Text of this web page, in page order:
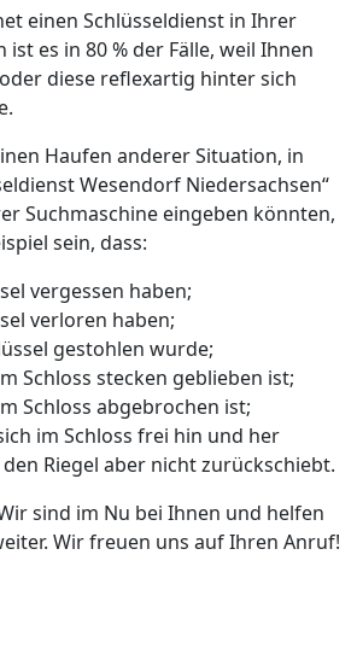
einen Schlüsseldienst in Ihrer
ist es in 80 % der Fälle, weil Ihnen
diese reflexartig hinter sich
Haufen anderer Situation, in
Wesendorf Niedersachsen“
Suchmaschine eingeben könnten,
sein, dass:
vergessen haben;
verloren haben;
gestohlen wurde;
Schloss stecken geblieben ist;
Schloss abgebrochen ist;
im Schloss frei hin und her
Riegel aber nicht zurückschiebt.
sind im Nu bei Ihnen und helfen
Wir freuen uns auf Ihren Anruf!